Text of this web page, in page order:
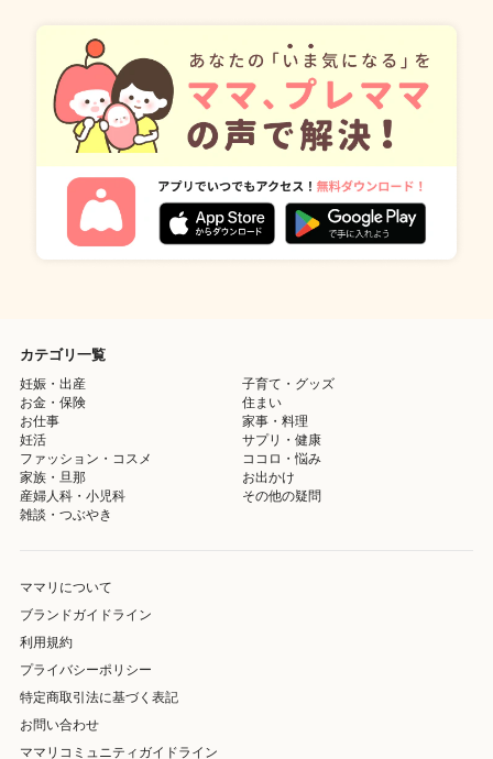
カテゴリ一覧
妊娠・出産
子育て・グッズ
お金・保険
住まい
お仕事
家事・料理
妊活
サプリ・健康
ファッション・コスメ
ココロ・悩み
家族・旦那
お出かけ
産婦人科・小児科
その他の疑問
雑談・つぶやき
ママリについて
ブランドガイドライン
利用規約
プライバシーポリシー
特定商取引法に基づく表記
お問い合わせ
ママリコミュニティガイドライン